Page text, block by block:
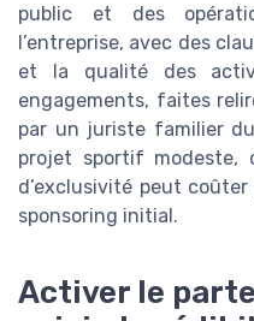
public et des
l’entreprise, avec des
et la qualité des
engagements, faites
par un juriste familier
projet sportif modeste,
d’exclusivité peut
sponsoring initial.
Activer le